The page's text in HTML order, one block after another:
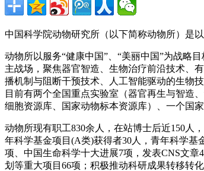
中国科学院动物研究所（以下简称动物所）是
动物所以服务“健康中国”、“美丽中国”为战略
主战场，聚焦器官智造、生物治疗前沿技术、
播机制与阻断干预技术、人工智能驱动的生物
目前有两个全国重点实验室（器官再生与智造
细胞资源库、国家动物标本资源库）、一个国
动物所现有职工830余人，在站博士后近150人
年科学基金项目(A类)获得者30人，青年科学基
项、中国生命科学十大进展7项，发表CNS文
划等重大项目66项；积极推动科研成果转移转